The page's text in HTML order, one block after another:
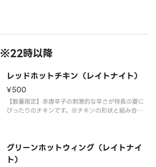
時以降
レッドホットチキン（レイトナイト）
¥500
【数量限定】赤唐辛子の刺激的な辛さが特長の夏に
ぴったりのチキンです。※チキンの形状と組み合わ
す。※22時以降は深夜価格で
グリーンホットウィング（レイトナイ
ト）